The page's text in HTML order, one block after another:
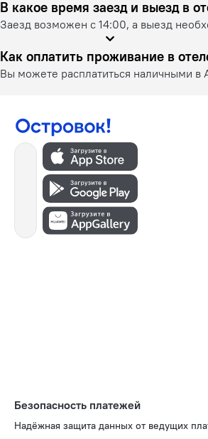
В какое
Заезд возможен с 14:00, а выезд
Как оплатить
Вы можете расплатиться наличными в
Безопасность платежей
Надёжная защита данных от ведущих